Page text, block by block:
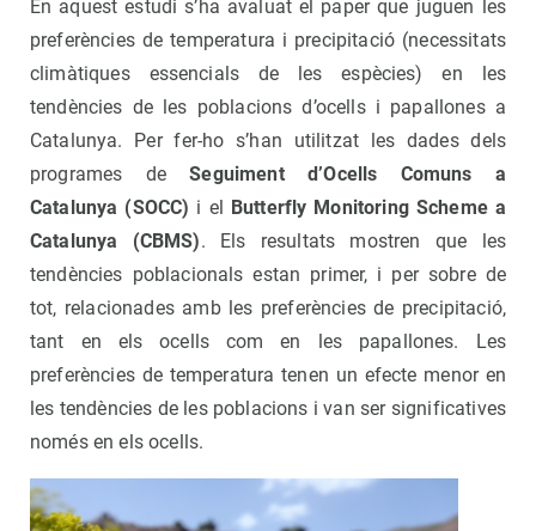
En aquest estudi s’ha avaluat el paper que juguen les
preferències de temperatura i precipitació (necessitats
climàtiques essencials de les espècies) en les
tendències de les poblacions d’ocells i papallones a
Catalunya. Per fer-ho s’han utilitzat les dades dels
programes deSeguiment d’Ocells Comuns a
Catalunya (SOCC) i el
Butterfly Monitoring Scheme a
Catalunya (CBMS). Els resultats mostren que les
tendències poblacionals estan primer, i per sobre de
tot, relacionades amb les preferències de precipitació,
tant en els ocells com en les papallones. Les
preferències de temperatura tenen un efecte menor en
les tendències de les poblacions i van ser significatives
només en els ocells.